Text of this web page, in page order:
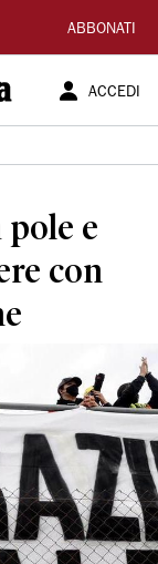
ABBONATI
ACCEDI
pole e
con